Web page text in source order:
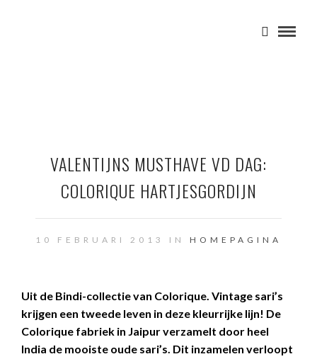
VALENTIJNS MUSTHAVE VD DAG:
COLORIQUE HARTJESGORDIJN
10 FEBRUARI 2013 IN HOMEPAGINA
Uit de Bindi-collectie van Colorique. Vintage sari’s
krijgen een tweede leven in deze kleurrijke lijn! De
Colorique fabriek in Jaipur verzamelt door heel
India de mooiste oude sari’s. Dit inzamelen verloopt